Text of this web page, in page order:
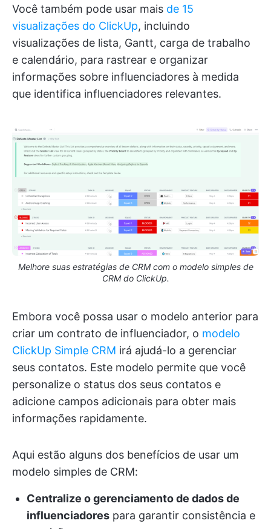
Você também pode usar mais de 15
visualizações do ClickUp, incluindo
visualizações de lista, Gantt, carga de trabalho
e calendário, para rastrear e organizar
informações sobre influenciadores à medida
que identifica influenciadores relevantes.
Melhore suas estratégias de CRM com o modelo simples de
CRM do ClickUp.
Embora você possa usar o modelo anterior para
criar um contrato de influenciador, o modelo
ClickUp Simple CRM irá ajudá-lo a gerenciar
seus contatos. Este modelo permite que você
personalize o status dos seus contatos e
adicione campos adicionais para obter mais
informações rapidamente.
Aqui estão alguns dos benefícios de usar um
modelo simples de CRM:
Centralize o gerenciamento de dados de
influenciadores para garantir consistência e